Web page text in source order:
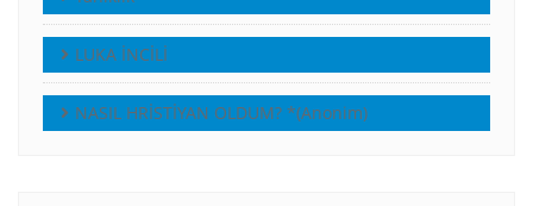
LUKA İNCİLİ
NASIL HRİSTİYAN OLDUM? *(Anonim)